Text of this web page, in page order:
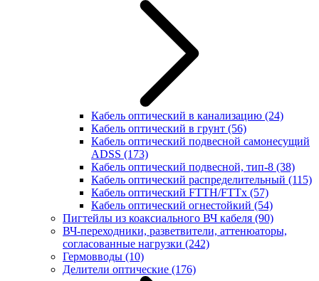
Кабель оптический в канализацию (24)
Кабель оптический в грунт (56)
Кабель оптический подвесной самонесущий
ADSS (173)
Кабель оптический подвесной, тип-8 (38)
Кабель оптический распределительный (115)
Кабель оптический FTTH/FTTx (57)
Кабель оптический огнестойкий (54)
Пигтейлы из коаксиального ВЧ кабеля (90)
ВЧ-переходники, разветвители, аттенюаторы,
согласованные нагрузки (242)
Гермовводы (10)
Делители оптические (176)